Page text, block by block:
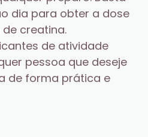
dia para obter a dose
creatina.
de atividade
pessoa que deseje
de forma prática e